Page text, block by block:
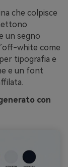
che colpisce
un segno
white come
tipografia e
e un font
con